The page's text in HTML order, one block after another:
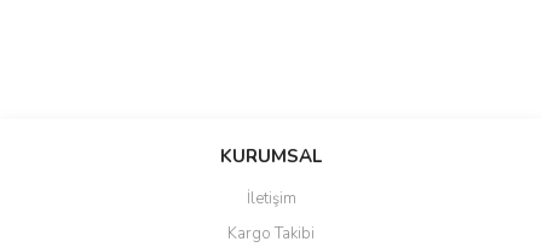
KURUMSAL
İletişim
Kargo Takibi